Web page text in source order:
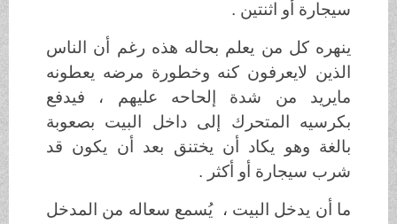
سيجارة أو اثنتين .
ينهره كل من يعلم بحاله هذه رغم أن الناس
الذين لايعرفون كنه وخطورة مرضه يعطونه
مايريد من شدة إلحاحه عليهم ، فيدفع
بكرسيه المتحرك إلى داخل البيت بصعوبة
بالغة وهو يكاد أن يختنق بعد أن يكون قد
شرب سيجارة أو أكثر .
ما أن يدخل البيت ، يُسمع سعاله من المدخل